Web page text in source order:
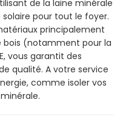
de la laine minérale
pour tout le foyer.
principalement
bois (notamment pour la
vous garantit des
qualité. A votre service
comme isoler vos